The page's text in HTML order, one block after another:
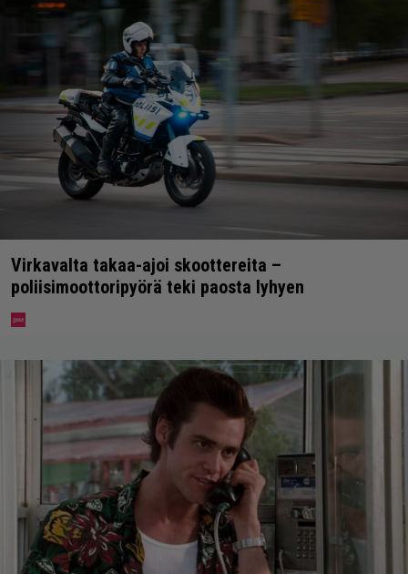
Virkavalta takaa-ajoi skoottereita –
poliisimoottoripyörä teki paosta lyhyen